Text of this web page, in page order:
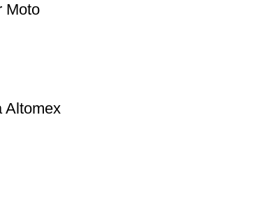
Moto
Altomex